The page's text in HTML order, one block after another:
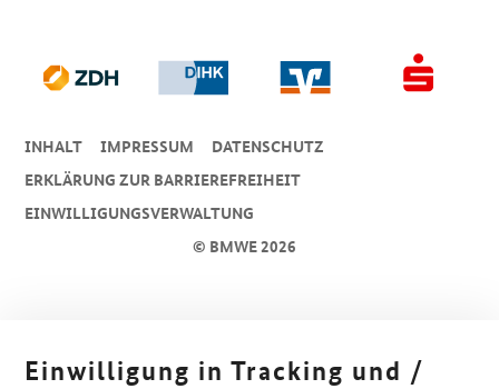
© BMWE 2026
INHALT IMPRESSUM
DA­TEN­SCHUTZ
ERKLÄRUNG ZUR BARRIEREFREIHEIT
EINWILLIGUNGSVERWALTUNG
Einwilligung in Tracking und /